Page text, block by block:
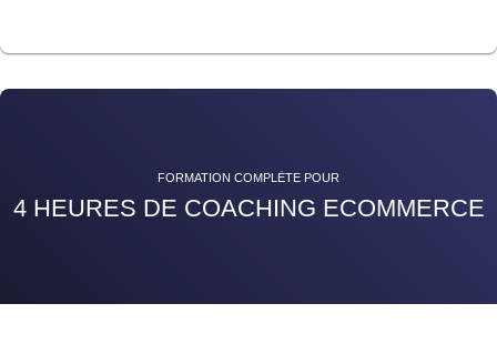
FORMATION COMPLÈTE POUR
4 HEURES DE COACHING ECOMMERCE